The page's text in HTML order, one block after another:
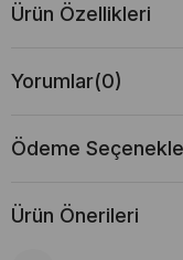
Ürün Özellikleri
Yorumlar(0)
Ödeme
Ürün Önerileri